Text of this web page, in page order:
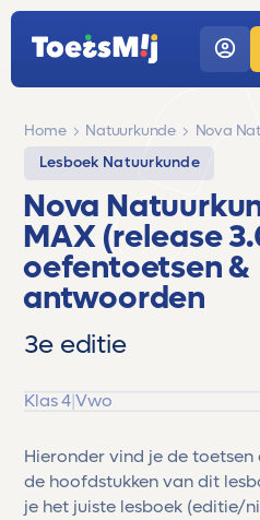
Home Natuurkunde
Nova
Lesboek Natuurkunde
Nova
MAX (release
oefentoetsen &
antwoorden
3e editie
Klas 4|Vwo
Hieronder vind je de
de hoofdstukken van dit
je het juiste lesboek (editie/